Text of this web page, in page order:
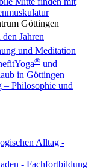
Göttingen
Jahren
und Meditation
® und
in Göttingen
– Philosophie und
Alltag -
- Fachfortbildung